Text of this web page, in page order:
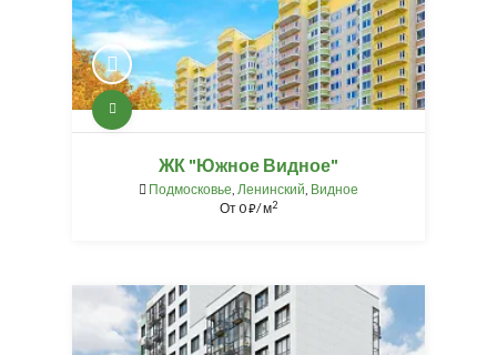
ЖК "Южное Видное"
Подмосковье, Ленинский, Видное
От0⃏/ м2